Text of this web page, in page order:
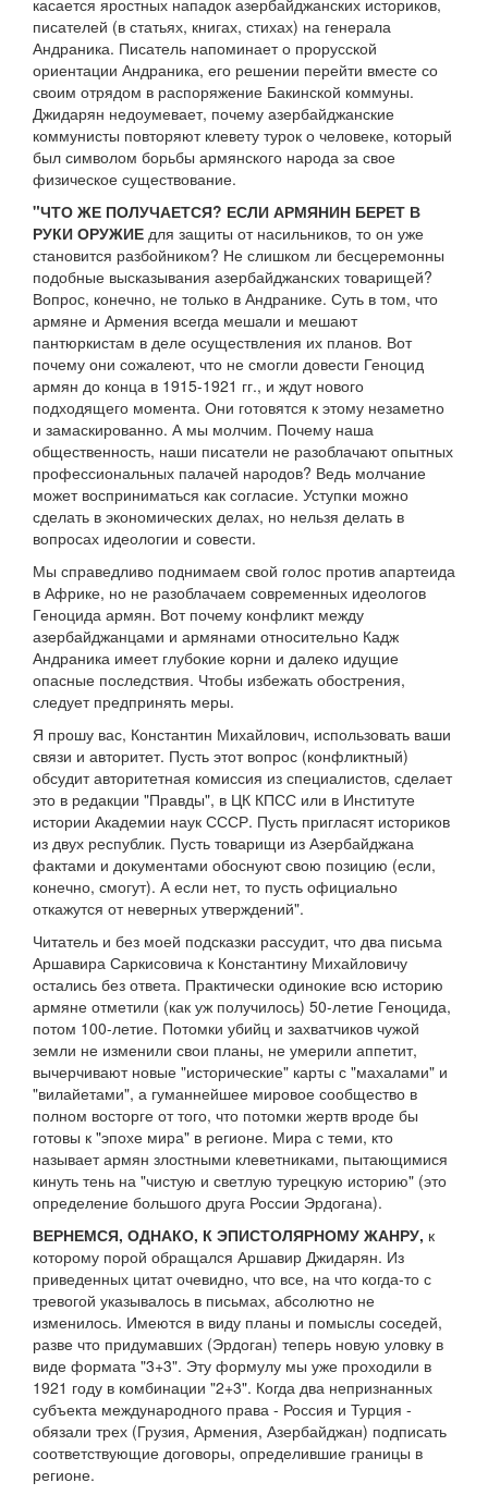
касается яростных нападок азербайджанских историков,
писателей (в статьях, книгах, стихах) на генерала
Андраника. Писатель напоминает о прорусской
ориентации Андраника, его решении перейти вместе со
своим отрядом в распоряжение Бакинской коммуны.
Джидарян недоумевает, почему азербайджанские
коммунисты повторяют клевету турок о человеке, который
был символом борьбы армянского народа за свое
физическое существование.
"ЧТО ЖЕ ПОЛУЧАЕТСЯ? ЕСЛИ АРМЯНИН БЕРЕТ В
РУКИ ОРУЖИЕ для защиты от насильников, то он уже
становится разбойником? Не слишком ли бесцеремонны
подобные высказывания азербайджанских товарищей?
Вопрос, конечно, не только в Андранике. Суть в том, что
армяне и Армения всегда мешали и мешают
пантюркистам в деле осуществления их планов. Вот
почему они сожалеют, что не смогли довести Геноцид
армян до конца в 1915-1921 гг., и ждут нового
подходящего момента. Они готовятся к этому незаметно
и замаскированно. А мы молчим. Почему наша
общественность, наши писатели не разоблачают опытных
профессиональных палачей народов? Ведь молчание
может восприниматься как согласие. Уступки можно
сделать в экономических делах, но нельзя делать в
вопросах идеологии и совести.
Мы справедливо поднимаем свой голос против апартеида
в Африке, но не разоблачаем современных идеологов
Геноцида армян. Вот почему конфликт между
азербайджанцами и армянами относительно Кадж
Андраника имеет глубокие корни и далеко идущие
опасные последствия. Чтобы избежать обострения,
следует предпринять меры.
Я прошу вас, Константин Михайлович, использовать ваши
связи и авторитет. Пусть этот вопрос (конфликтный)
обсудит авторитетная комиссия из специалистов, сделает
это в редакции "Правды", в ЦК КПСС или в Институте
истории Академии наук СССР. Пусть пригласят историков
из двух республик. Пусть товарищи из Азербайджана
фактами и документами обоснуют свою позицию (если,
конечно, смогут). А если нет, то пусть официально
откажутся от неверных утверждений".
Читатель и без моей подсказки рассудит, что два письма
Аршавира Саркисовича к Константину Михайловичу
остались без ответа. Практически одинокие всю историю
армяне отметили (как уж получилось) 50-летие Геноцида,
потом 100-летие. Потомки убийц и захватчиков чужой
земли не изменили свои планы, не умерили аппетит,
вычерчивают новые "исторические" карты с "махалами" и
"вилайетами", а гуманнейшее мировое сообщество в
полном восторге от того, что потомки жертв вроде бы
готовы к "эпохе мира" в регионе. Мира с теми, кто
называет армян злостными клеветниками, пытающимися
кинуть тень на "чистую и светлую турецкую историю" (это
определение большого друга России Эрдогана).
ВЕРНЕМСЯ, ОДНАКО, К ЭПИСТОЛЯРНОМУ ЖАНРУ, к
которому порой обращался Аршавир Джидарян. Из
приведенных цитат очевидно, что все, на что когда-то с
тревогой указывалось в письмах, абсолютно не
изменилось. Имеются в виду планы и помыслы соседей,
разве что придумавших (Эрдоган) теперь новую уловку в
виде формата "3+3". Эту формулу мы уже проходили в
1921 году в комбинации "2+3". Когда два непризнанных
субъекта международного права - Россия и Турция -
обязали трех (Грузия, Армения, Азербайджан) подписать
соответствующие договоры, определившие границы в
регионе.